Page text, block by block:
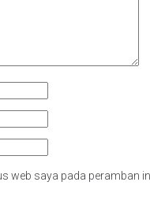
web saya pada peramban